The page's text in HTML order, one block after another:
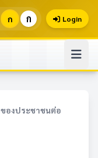
ก ก Login
องประชาชนต่อ